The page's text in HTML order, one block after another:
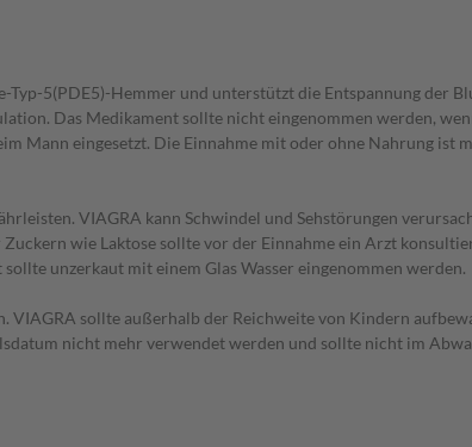
5(PDE5)-Hemmer und unterstützt die Entspannung der
Das Medikament sollte nicht eingenommen werden,
Mann eingesetzt. Die Einnahme mit oder ohne Nahrung ist
VIAGRA kann Schwindel und Sehstörungen
wie Laktose sollte vor der Einnahme ein Arzt
unzerkaut mit einem Glas Wasser eingenommen werden.
sollte außerhalb der Reichweite von Kindern
nicht mehr verwendet werden und sollte nicht im